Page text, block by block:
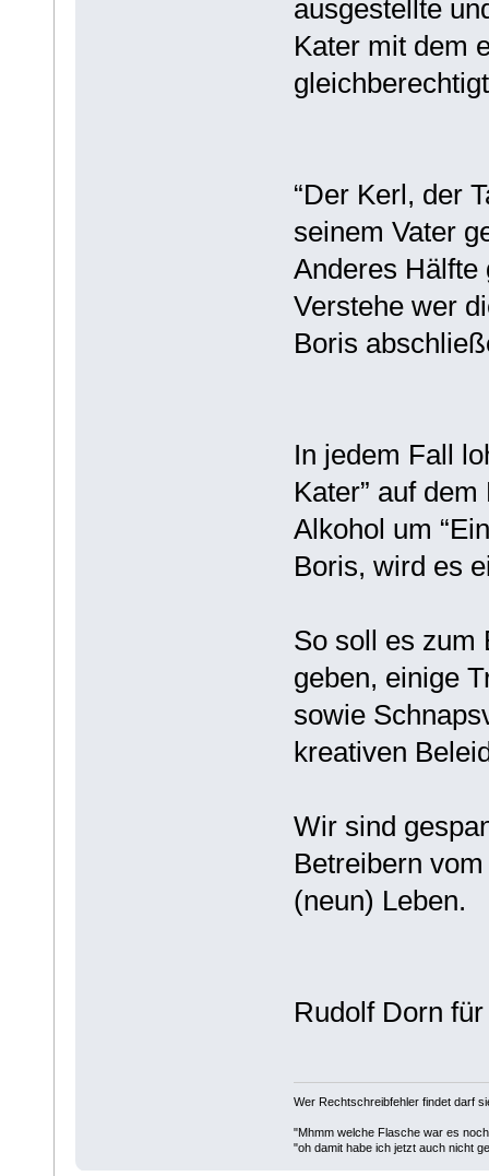
ausgestellte
Kater mit dem
“Der Kerl, der
seinem Vater
Anderes Hälfte
Verstehe wer
Boris
In jedem Fall
Kater” auf
Alkohol um
Boris, wird es
So soll es zum
geben, einige
sowie
kreativen
Wir sind
Betreibern
(neun) Leben.
Rudolf Dorn
Wer Rechtschreibfehler findet darf
"Mhmm welche Flasche war es
"oh damit habe ich jetzt auch nicht